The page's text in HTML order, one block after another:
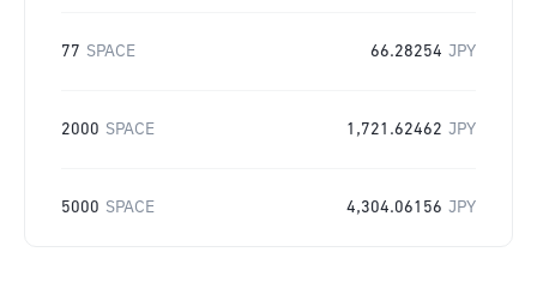
77 SPACE 66.28254 JPY
2000 SPACE 1,721.62462 JPY
5000 SPACE 4,304.06156 JPY